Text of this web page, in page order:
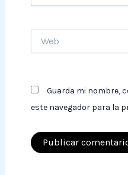
Guarda mi nombre,
este navegador para la